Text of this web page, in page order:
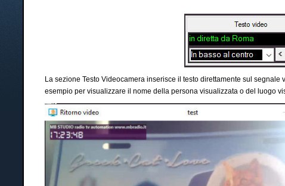
La sezione Testo Videocamera inserisce il testo direttamente sul
esempio per visualizzare il nome della persona visualizzata o del luogo